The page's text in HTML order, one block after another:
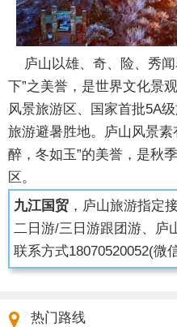
庐山以雄、奇、险、秀闻
下”之美誉，是世界文化景
风景旅游区、国家首批5A
旅游避暑胜地。庐山风景
醉，冬如玉”的美誉，是秋
区。
九江国贸 ，庐山旅游指定
二日游/三日游跟团游、庐
联系方式18070520052(微
热门路线